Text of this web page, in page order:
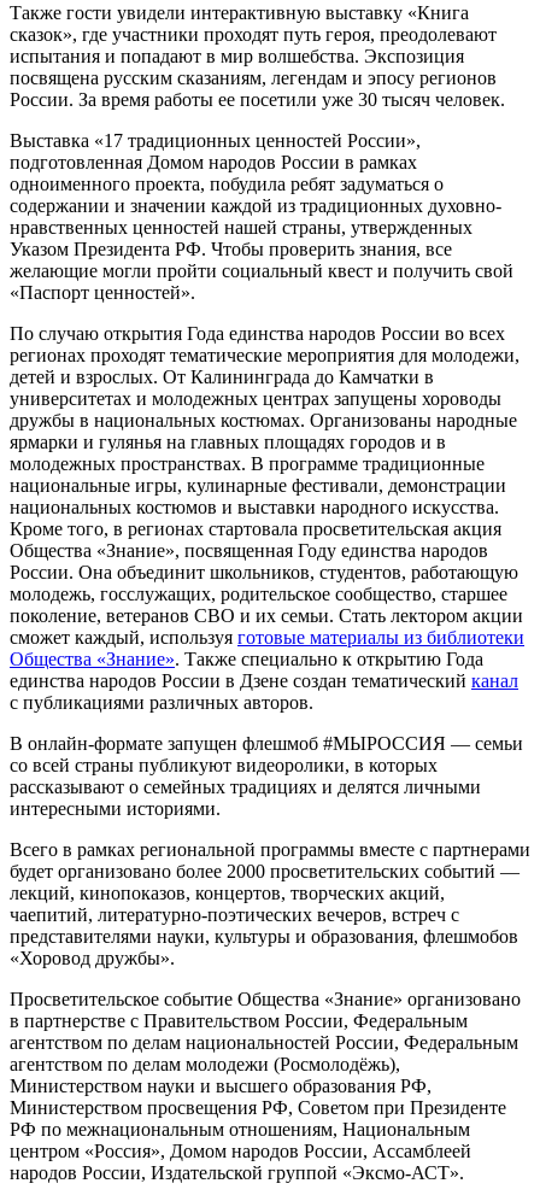
Также гости увидели интерактивную выставку «Книга
сказок», где участники проходят путь героя, преодолевают
испытания и попадают в мир волшебства. Экспозиция
посвящена русским сказаниям, легендам и эпосу регионов
России. За время работы ее посетили уже 30 тысяч человек.
Выставка «17 традиционных ценностей России»,
подготовленная Домом народов России в рамках
одноименного проекта, побудила ребят задуматься о
содержании и значении каждой из традиционных духовно-
нравственных ценностей нашей страны, утвержденных
Указом Президента РФ. Чтобы проверить знания, все
желающие могли пройти социальный квест и получить свой
«Паспорт ценностей».
По случаю открытия Года единства народов России во всех
регионах проходят тематические мероприятия для молодежи,
детей и взрослых. От Калининграда до Камчатки в
университетах и молодежных центрах запущены хороводы
дружбы в национальных костюмах. Организованы народные
ярмарки и гулянья на главных площадях городов и в
молодежных пространствах. В программе традиционные
национальные игры, кулинарные фестивали, демонстрации
национальных костюмов и выставки народного искусства.
Кроме того, в регионах стартовала просветительская акция
Общества «Знание», посвященная Году единства народов
России. Она объединит школьников, студентов, работающую
молодежь, госслужащих, родительское сообщество, старшее
поколение, ветеранов СВО и их семьи. Стать лектором акции
сможет каждый, используя готовые материалы из библиотеки
Общества «Знание». Также специально к открытию Года
единства народов России в Дзене создан тематический канал
с публикациями различных авторов.
В онлайн-формате запущен флешмоб #МЫРОССИЯ — семьи
со всей страны публикуют видеоролики, в которых
рассказывают о семейных традициях и делятся личными
интересными историями.
Всего в рамках региональной программы вместе с партнерами
будет организовано более 2000 просветительских событий —
лекций, кинопоказов, концертов, творческих акций,
чаепитий, литературно-поэтических вечеров, встреч с
представителями науки, культуры и образования, флешмобов
«Хоровод дружбы».
Просветительское событие Общества «Знание» организовано
в партнерстве с Правительством России, Федеральным
агентством по делам национальностей России, Федеральным
агентством по делам молодежи (Росмолодёжь),
Министерством науки и высшего образования РФ,
Министерством просвещения РФ, Советом при Президенте
РФ по межнациональным отношениям, Национальным
центром «Россия», Домом народов России, Ассамблеей
народов России, Издательской группой «Эксмо-АСТ».